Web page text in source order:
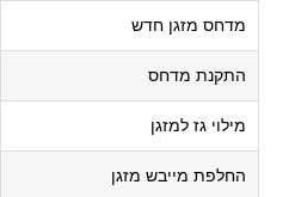
מדחס מזגן חדש
התקנת מדחס
מילוי גז למזגן
החלפת מייבש מזגן